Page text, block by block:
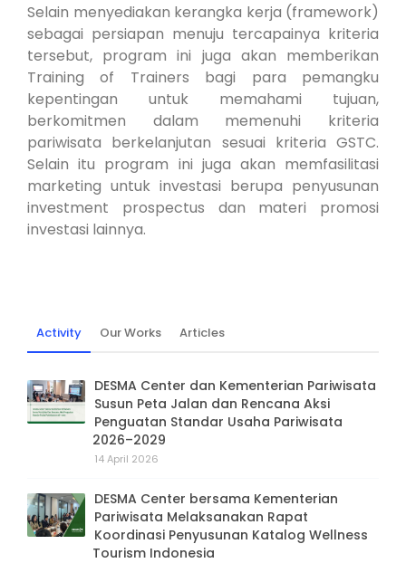
Selain menyediakan kerangka kerja (framework)
sebagai persiapan menuju tercapainya kriteria
tersebut, program ini juga akan memberikan
Training of Trainers bagi para pemangku
kepentingan untuk memahami tujuan,
berkomitmen dalam memenuhi kriteria
pariwisata berkelanjutan sesuai kriteria GSTC.
Selain itu program ini juga akan memfasilitasi
marketing untuk investasi berupa penyusunan
investment prospectus dan materi promosi
investasi lainnya.
Activity Our Works Articles
DESMA Center dan Kementerian Pariwisata
Susun Peta Jalan dan Rencana Aksi
Penguatan Standar Usaha Pariwisata
2026–2029
14 April 2026
DESMA Center bersama Kementerian
Pariwisata Melaksanakan Rapat
Koordinasi Penyusunan Katalog Wellness
Tourism Indonesia